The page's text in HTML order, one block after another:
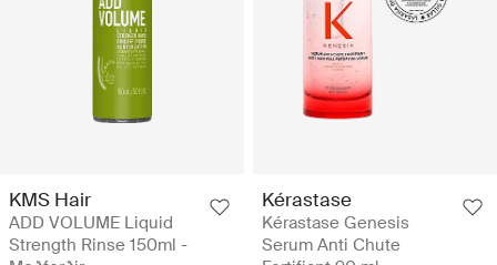
KMS Hair
ADD VOLUME Liquid
Strength Rinse 150ml -
Kérastase
Kérastase Genesis
Serum Anti Chute